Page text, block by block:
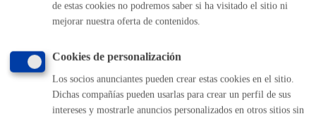
Padrón Municipal de Habitantes: Volante / Certificado
PRESENCIAL
TELÉFONO
MÁQUINA
de estas cookies no podremos saber si ha visitado el sitio ni
mejorar nuestra oferta de contenidos.
Cookies de personalización
Los socios anunciantes pueden crear estas cookies en el sitio.
Dichas compañías pueden usarlas para crear un perfil de sus
intereses y mostrarle anuncios personalizados en otros sitios sin